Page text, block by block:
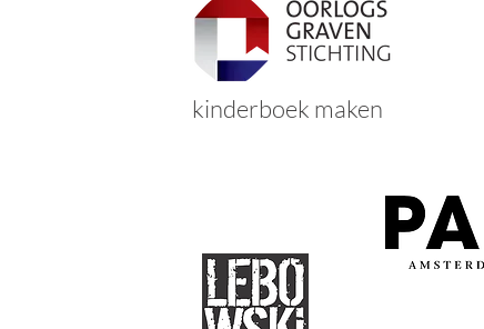
kinderboek maken